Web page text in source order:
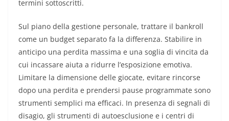
termini sottoscritti.
Sul piano della gestione personale, trattare il bankroll
come un budget separato fa la differenza. Stabilire in
anticipo una perdita massima e una soglia di vincita da
cui incassare aiuta a ridurre l’esposizione emotiva.
Limitare la dimensione delle giocate, evitare rincorse
dopo una perdita e prendersi pause programmate sono
strumenti semplici ma efficaci. In presenza di segnali di
disagio, gli strumenti di autoesclusione e i centri di